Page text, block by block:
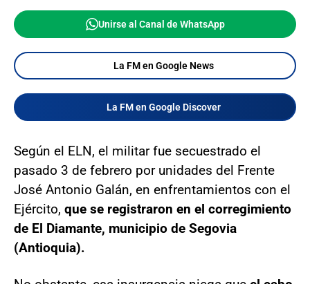
Unirse al Canal de WhatsApp
La FM en Google News
La FM en Google Discover
Según el ELN, el militar fue secuestrado el
pasado 3 de febrero por unidades del Frente
José Antonio Galán, en enfrentamientos con el
Ejército, que se registraron en el corregimiento
de El Diamante, municipio de Segovia
(Antioquia).